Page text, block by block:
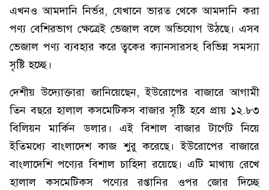
এখনও আমদানি নির্ভর, যেখানে ভারত থেকে আমদানি করা
পণ্য বেশিরভাগ ক্ষেত্রেই ভেজাল বলে অভিযোগ উঠছে। এসব
ভেজাল পণ্য ব্যবহার করে ত্বকের ক্যানসারসহ বিভিন্ন সমস্যা
সৃষ্টি হচ্ছে।
দেশীয় উদ্যোক্তারা জানিয়েছেন, ইউরোপের বাজারে আগামী
তিন বছরে হালাল কসমেটিকস বাজার সৃষ্টি হবে প্রায় ১২.৮৩
বিলিয়ন মার্কিন ডলার। এই বিশাল বাজার টার্গেট নিয়ে
ইতিমধ্যে বাংলাদেশ কাজ শুরু করেছে। ইউরোপের বাজারে
বাংলাদেশি পণ্যের বিশাল চাহিদা রয়েছে। এটি মাথায় রেখে
হালাল কসমেটিকস পণ্যের রপ্তানির ওপর জোর দিচ্ছে